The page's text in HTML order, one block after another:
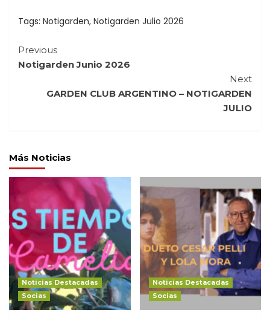
Tags: Notigarden, Notigarden Julio 2026
Continue
Previous
Notigarden Junio 2026
Next
GARDEN CLUB ARGENTINO – NOTIGARDEN
JULIO
Más Noticias
Noticias Destacadas
Socias
Noticias Destacadas
Socias